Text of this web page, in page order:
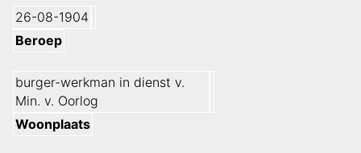
26-08-1904
Beroep
burger-werkman in dienst v.
Min. v. Oorlog
Woonplaats